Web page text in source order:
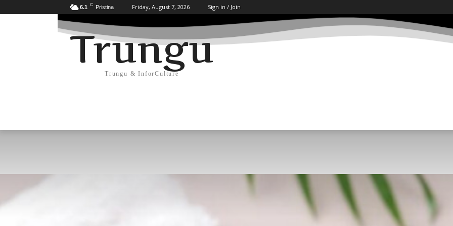
6.1 C Pristina Friday, August 7, 2026 Sign in / Join
Trungu
Trungu & InforCulture